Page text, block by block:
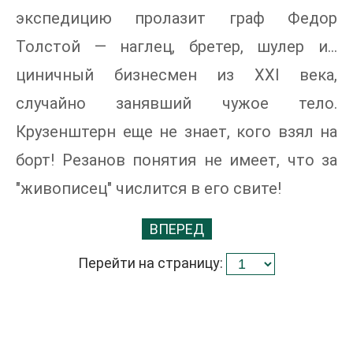
экспедицию пролазит граф Федор
Толстой — наглец, бретер, шулер и...
циничный бизнесмен из XXI века,
случайно занявший чужое тело.
Крузенштерн еще не знает, кого взял на
борт! Резанов понятия не имеет, что за
"живописец" числится в его свите!
ВПЕРЕД
Перейти на страницу: